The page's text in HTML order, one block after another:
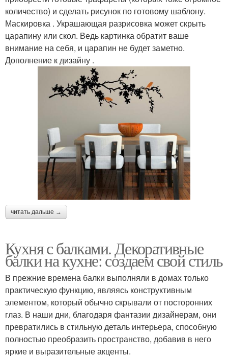
количество) и сделать рисунок по готовому шаблону.
Маскировка . Украшающая разрисовка может скрыть
царапину или скол. Ведь картинка обратит ваше
внимание на себя, и царапин не будет заметно.
Дополнение к дизайну .
читать дальше →
Кухня с балками. Декоративные
балки на кухне: создаем свой стиль
В прежние времена балки выполняли в домах только
практическую функцию, являясь конструктивным
элементом, который обычно скрывали от посторонних
глаз. В наши дни, благодаря фантазии дизайнерам, они
превратились в стильную деталь интерьера, способную
полностью преобразить пространство, добавив в него
яркие и выразительные акценты.